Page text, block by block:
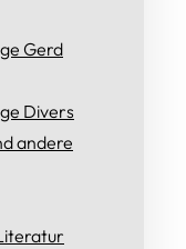
Gerd
Divers
andere